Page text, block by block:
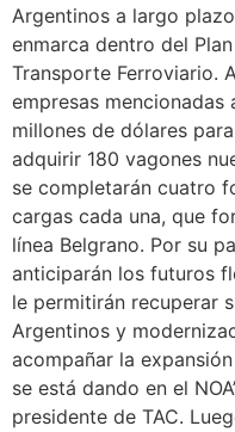
Argentinos a largo
enmarca dentro del
Transporte Ferroviario.
empresas mencionadas
millones de dólares
adquirir 180 vagones
se completarán cuatro
cargas cada una, que
línea Belgrano. Por su
anticiparán los futuros
le permitirán recuperar
Argentinos y
acompañar la
se está dando en el
presidente de TAC.